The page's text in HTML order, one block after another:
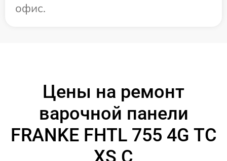
офис.
Цены на ремонт
варочной панели
FRANKE FHTL 755 4G TC
XS C